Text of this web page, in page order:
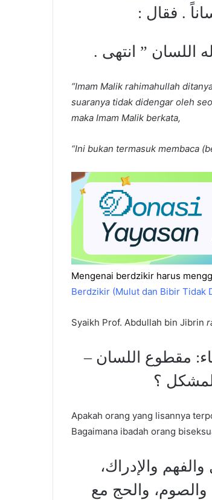
. فقال :
اللسان ” انتهى .
“Imam Malik rahimahullah
suaranya tidak didengar oleh
maka Imam Malik berkata,
“Ini bukan termasuk membaca
Mengenai berdzikir harus
Berdzikir (Mulut dan Bibir Tidak
Syaikh Prof. Abdullah bin Jibrin
مقطوع اللسان –
؟
Apakah orang yang lisannya
Bagaimana ibadah orang
والإدراك،
والصوم، والحج مع